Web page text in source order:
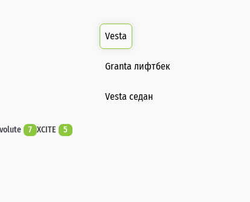
Vesta
Granta лифтбек
Vesta седан
7 XCITE 5